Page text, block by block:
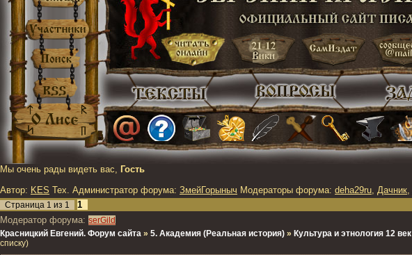
Мы очень рады видеть вас, Гость
Автор: KES Тех. Администратор форума: ЗмейГорыныч Модераторы форума: deha29ru, Дачник,
Страница 1 из 1
1
Модератор форума: serGild
Красницкий Евгений. Форум сайта » 5. Академия (Реальная история) » Культура и этнология 12 век
списку)